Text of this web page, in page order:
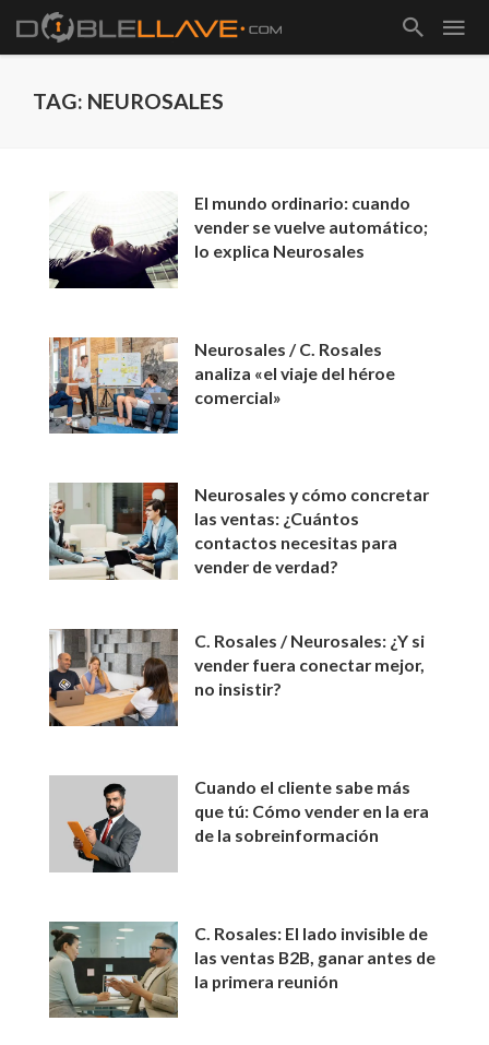
TAG: NEUROSALES
El mundo ordinario: cuando
vender se vuelve automático;
lo explica Neurosales
Neurosales / C. Rosales
analiza «el viaje del héroe
comercial»
Neurosales y cómo concretar
las ventas: ¿Cuántos
contactos necesitas para
vender de verdad?
C. Rosales / Neurosales: ¿Y si
vender fuera conectar mejor,
no insistir?
Cuando el cliente sabe más
que tú: Cómo vender en la era
de la sobreinformación
C. Rosales: El lado invisible de
las ventas B2B, ganar antes de
la primera reunión